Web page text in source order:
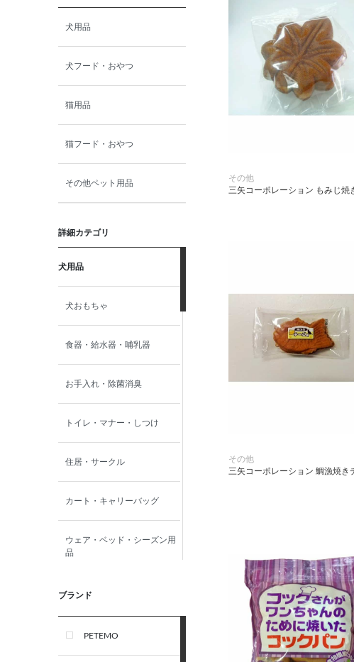
犬用品
犬フード・おやつ
猫用品
猫フード・おやつ
その他ペット用品
詳細カテゴリ
犬用品
犬おもちゃ
食器・給水器・哺乳器
お手入れ・除菌消臭
トイレ・マナー・しつけ
住居・サークル
カート・キャリーバッグ
ウェア・ベッド・シーズン用
品
首輪・ハーネス(胴輪)・リー
ブランド
PETEMO
その他
三矢コーポレーション もみじ焼
その他
三矢コーポレーション 鯛漁焼き